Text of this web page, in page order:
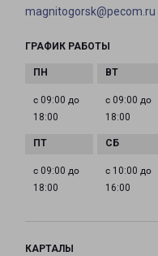
magnitogorsk@pecom.ru
ГРАФИК РАБОТЫ
с 09:00 до
18:00
с 09:00 до
18:00
с 09:00 до
18:00
с 10:00 до
16:00
КАРТАЛЫ